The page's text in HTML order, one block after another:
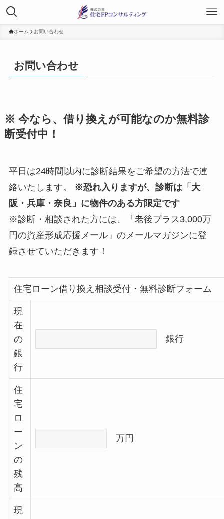
ホーム お問い合わせ
お問い合わせ
※ 今なら、借り換えが可能なのか無料診
断受付中！
平日は24時間以内に診断結果をご希望の方法で連
絡いたします。
※恐れ入りますが、診断は「大
阪・兵庫・奈良」に物件のある方限定です
※診断・相談された方には、「老後プラス3,000万
円の資産形成応援メール」のメールマガジンに登
録させていただきます！
住宅ローン借り換え相談受付・無料診断フォーム
現
在
の
銀
行
銀行
住
宅
ロ
ー
ン
の
残
高
万円
現